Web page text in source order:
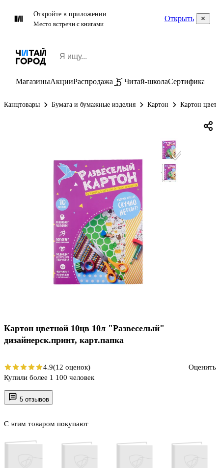
Откройте в приложении
Место встречи с книгами
Открыть
МагазиныАкцииРаспродажа Читай-школаСертификаты
Канцтовары Бумага и бумажные изделия Картон Картон
5 отзывов
С этим товаром покупают
Картон цветной 10цв 10л "Развеселый"
дизайнерск.принт, карт.папка
4.9(12 оценок)
Оценить
Купили более 1 100 человек